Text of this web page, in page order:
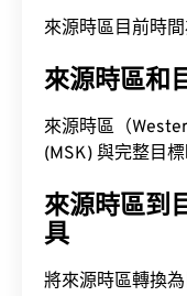
來源時區目前時
來源時區和
來源時區（
(MSK) 與完整目
來源時區到
具
將來源時區轉換